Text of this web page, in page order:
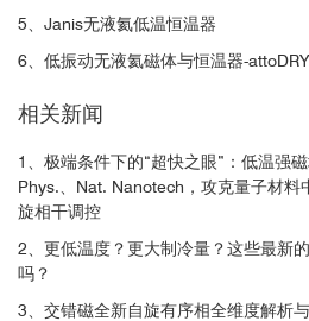
5、Janis无液氦低温恒温器
6、低振动无液氦磁体与恒温器-attoDRY
相关新闻
1、极端条件下的“超快之眼”：低温强
Phys.、Nat. Nanotech，攻克量子材料
旋相干调控
2、更低温度？更大制冷量？这些最新
吗？
3、交错磁全新自旋有序相全维度解析